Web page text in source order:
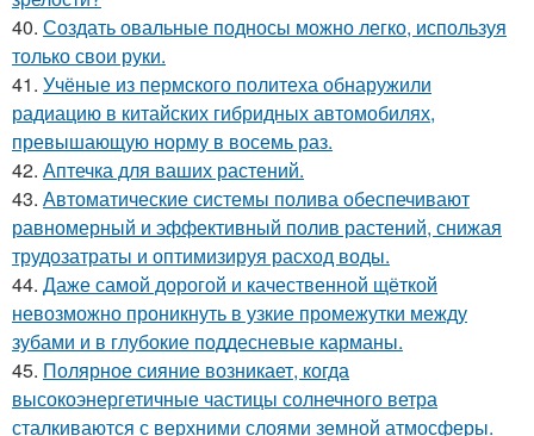
40. Создать овальные подносы можно легко, используя
только свои руки.
41. Учёные из пермского политеха обнаружили
радиацию в китайских гибридных автомобилях,
превышающую норму в восемь раз.
42. Аптечка для ваших растений.
43. Автоматические системы полива обеспечивают
равномерный и эффективный полив растений, снижая
трудозатраты и оптимизируя расход воды.
44. Даже самой дорогой и качественной щёткой
невозможно проникнуть в узкие промежутки между
зубами и в глубокие поддесневые карманы.
45. Полярное сияние возникает, когда
высокоэнергетичные частицы солнечного ветра
сталкиваются с верхними слоями земной атмосферы.